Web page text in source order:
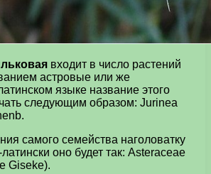
входит в число растений
астровые или же
языке название этого
следующим образом: Jurinea
самого семейства наголоватку
оно будет так: Asteraceae
Giseke).